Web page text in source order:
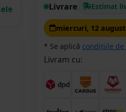
Livrare Estimat
miercuri, 12
* Se aplică condițiile de
Livram cu: